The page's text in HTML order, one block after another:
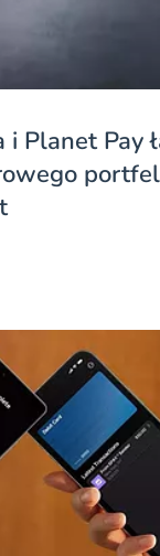
i Planet Pay